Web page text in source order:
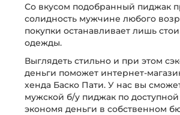
Со вкусом подобранный пиджак
солидность мужчине любого
покупки останавливает лишь
одежды.
Выглядеть стильно и при этом
деньги поможет интернет-
хенда Баско Пати. У нас вы
мужской б/у пиджак по
экономя деньги в собственном